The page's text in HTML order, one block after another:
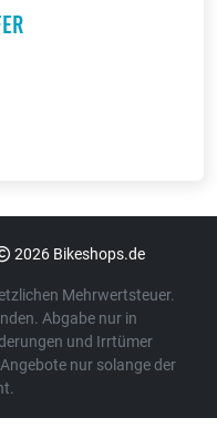
2026 Bikeshops.de
Mehrwertsteuer.
Abgabe nur in
und Irrtümer
nur solange der